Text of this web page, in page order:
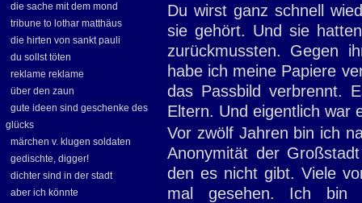
die sache mit dem mond
tribune to lothar matthäus
die hirten von sankt pauli
du sollst töten
reklame reklame
über den zaun
gute ideen sind geschenke des
glücks
märchen v. klugen soldaten
gedischte, digger!
dichter sind in der stadt
aber ich könnte
Du wirst ganz schnell
sie gehört. Und sie
zurückmussten. Gegen
habe ich meine Papiere
das Passbild verbrennt.
Eltern. Und eigentlich war
Vor zwölf Jahren bin ich
Anonymität der
den es nicht gibt. Viele
mal gesehen. Ich bin